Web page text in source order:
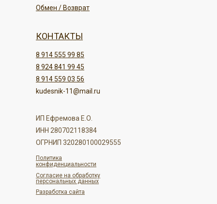
Политика
конфиденциальности
kudesnik-11@mail.ru
8 914 559 03 56
8 914 555 99 85
8 924 841 99 45
КОНТАКТЫ
Обмен / Возврат
Разработка сайта
ОГРНИП 320280100029555
ИНН 280702118384
ИП Ефремова Е.О.
Согласие на обработку
персональных данных